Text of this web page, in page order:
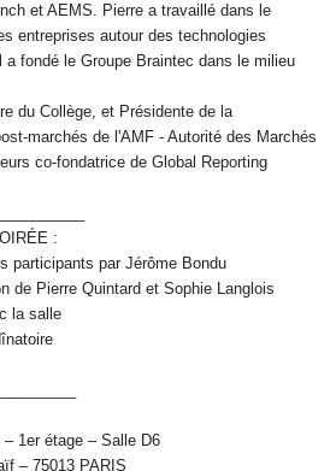
et AEMS. Pierre a travaillé dans le
entreprises autour des technologies
fondé le Groupe Braintec dans le milieu
du Collège, et Présidente de la
marchés de l'AMF - Autorité des Marchés
co-fondatrice de Global Reporting
:
participants par Jérôme Bondu
de Pierre Quintard et Sophie Langlois
la salle
1er étage – Salle D6
– 75013 PARIS